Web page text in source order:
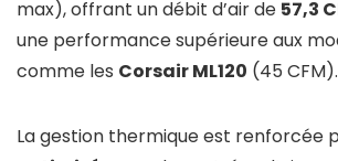
max), offrant un débit d’air de 57,3
une performance supérieure aux
comme les Corsair ML120 (45 CFM).
La gestion thermique est renforcée